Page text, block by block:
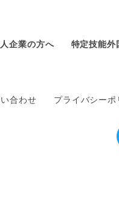
企業の方へ 特定技能外
合わせ プライバシーポ